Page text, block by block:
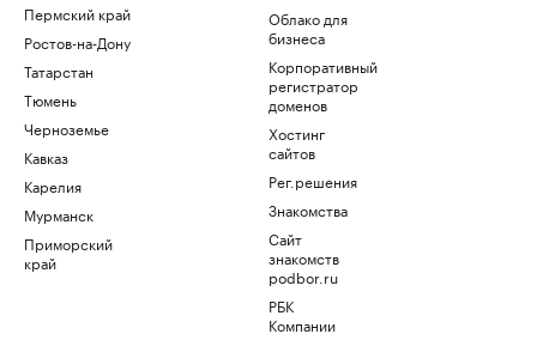
Пермский край
Ростов-на-Дону
Татарстан
Тюмень
Черноземье
Кавказ
Карелия
Мурманск
Приморский
край
Облако для
бизнеса
Корпоративный
регистратор
доменов
Хостинг
сайтов
Рег.решения
Знакомства
Сайт
знакомств
podbor.ru
РБК
Компании